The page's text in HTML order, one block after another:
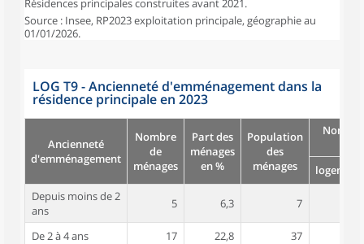
Résidences principales construites avant 2021.
Source : Insee, RP2023 exploitation principale, géographie au
01/01/2026.
LOG T9 - Ancienneté d'emménagement dans la
résidence principale en 2023
Ancienneté
d'emménagement
Nombre
de
ménages
Part des
ménages
en %
Population
des
ménages
logement
Depuis moins de 2
ans
5 6,3 7
De 2 à 4 ans 17 22,8 37